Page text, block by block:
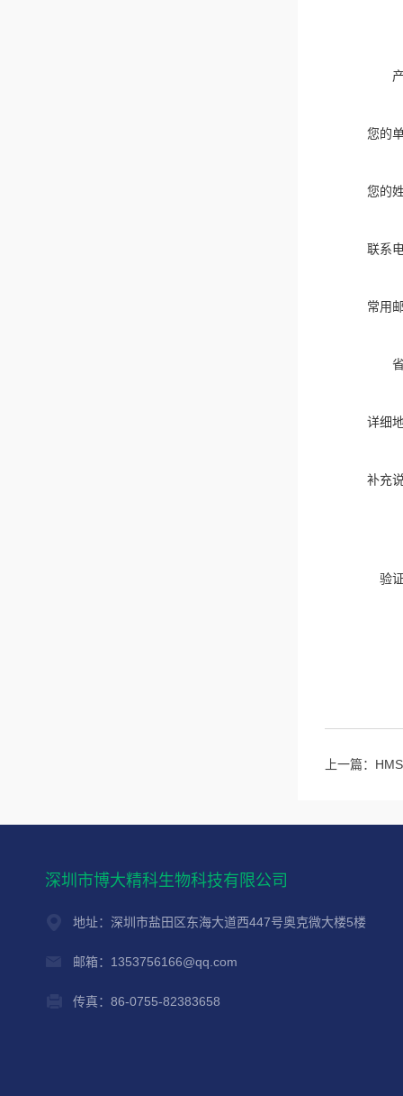
您的
您的
联系
常用
详细
补充
验
上一篇：
深圳市博大精科生物科技有限公司
地址：深圳市盐田区东海大道西447号奥克微大楼5楼
邮箱：1353756166@qq.com
传真：86-0755-82383658